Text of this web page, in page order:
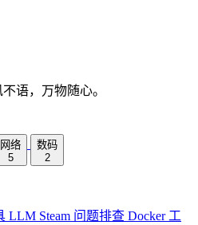
语，万物随心。
网络
5
数码
2
LLM Steam 问题排查 Docker 工